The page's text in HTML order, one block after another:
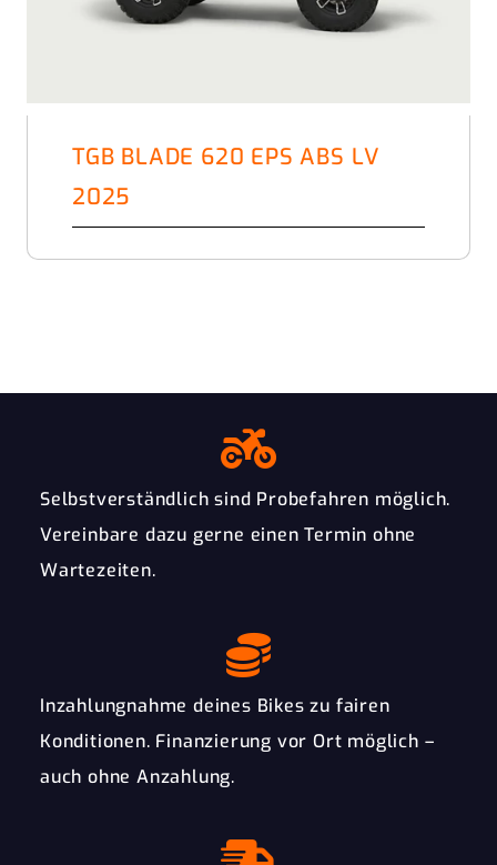
TGB BLADE 620 EPS ABS LV
2025
Selbstverständlich sind Probefahren möglich.
Vereinbare dazu gerne einen Termin ohne
Wartezeiten.
Inzahlungnahme deines Bikes zu fairen
Konditionen. Finanzierung vor Ort möglich –
auch ohne Anzahlung.